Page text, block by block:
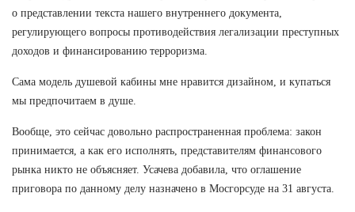
о представлении текста нашего внутреннего документа,
регулирующего вопросы противодействия легализации преступных
доходов и финансированию терроризма.
Сама модель душевой кабины мне нравится дизайном, и купаться
мы предпочитаем в душе.
Вообще, это сейчас довольно распространенная проблема: закон
принимается, а как его исполнять, представителям финансового
рынка никто не объясняет. Усачева добавила, что оглашение
приговора по данному делу назначено в Мосгорсуде на 31 августа.